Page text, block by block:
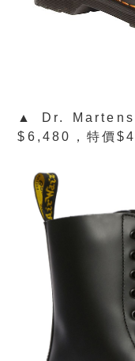
▲ Dr. Martens
$6,480，特價